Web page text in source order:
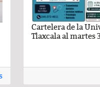
Flan Napolitano
de
Cartelera de la
Tlaxcala al martes
León Nava
Enero-